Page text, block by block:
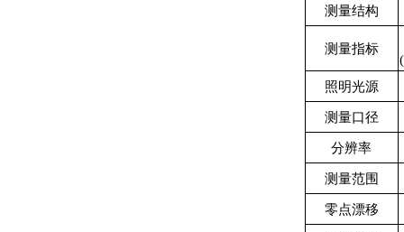
测量结构
测量指标
照明光源
测量口径
分辨率
测量范围
零点漂移